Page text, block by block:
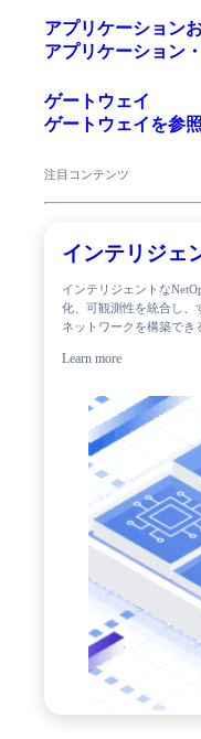
アプリケーション
アプリケーション
ゲートウェイ
ゲートウェイを参照
注目コンテンツ
インテリジェ
インテリジェントな
化、可観測性を統合し、
ネットワークを構築でき
Learn more